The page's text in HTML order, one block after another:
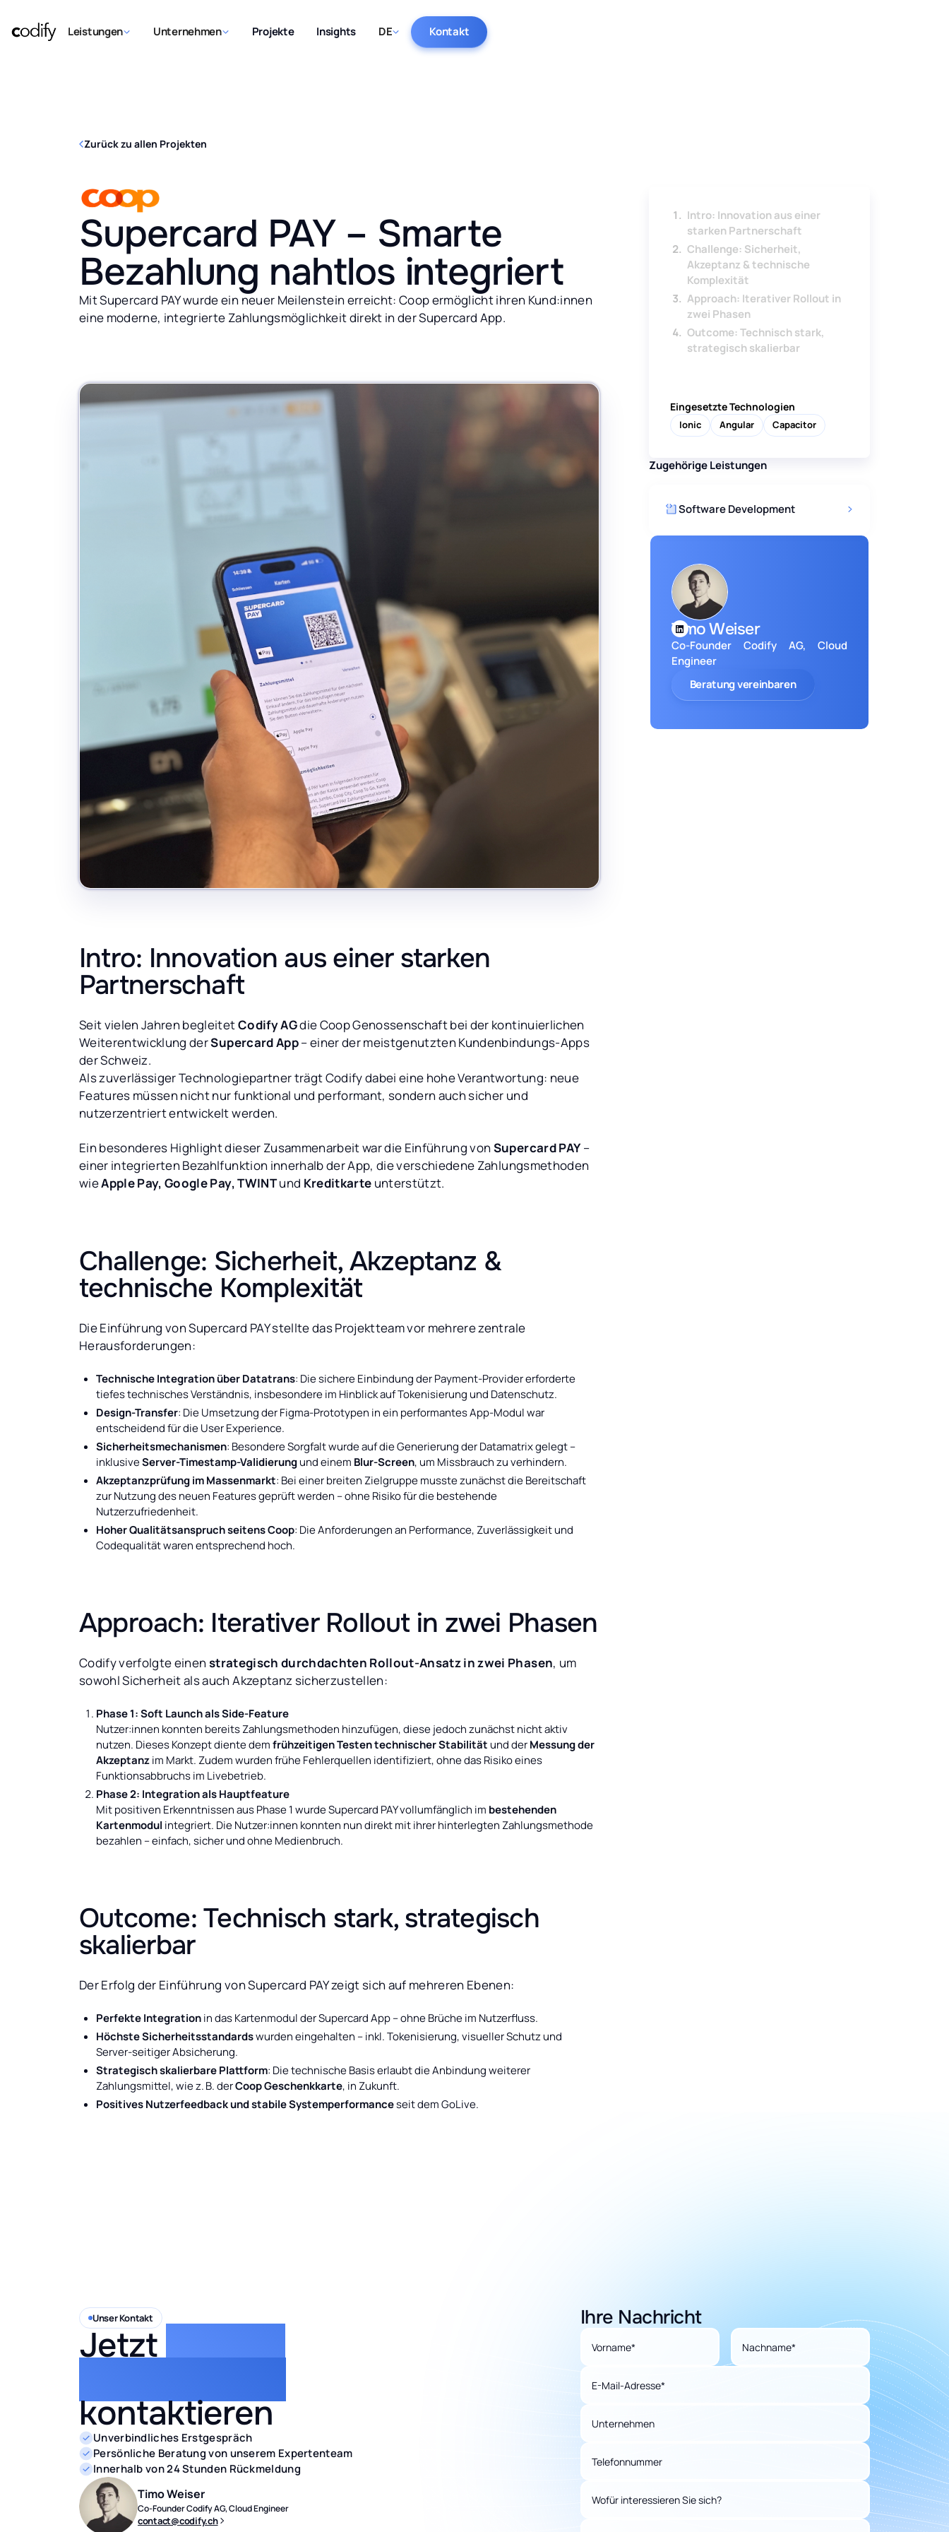
Leistungen Unternehmen Projekte Insights DE Kontakt
Zurück zu allen Projekten
Supercard PAY – Smarte
Bezahlung nahtlos integriert
Mit Supercard PAY wurde ein neuer Meilenstein erreicht: Coop ermöglicht ihren Kund:innen
eine moderne, integrierte Zahlungsmöglichkeit direkt in der Supercard App.
Intro: Innovation aus einer starken
Partnerschaft
Seit vielen Jahren begleitetCodify AGdie Coop Genossenschaft bei der kontinuierlichen
Weiterentwicklung derSupercard App– einer der meistgenutzten Kundenbindungs-Apps
der Schweiz.
Als zuverlässiger Technologiepartner trägt Codify dabei eine hohe Verantwortung: neue
Features müssen nicht nur funktional und performant, sondern auch sicher und
nutzerzentriert entwickelt werden.
Ein besonderes Highlight dieser Zusammenarbeit war die Einführung von Supercard PAY –
einer integrierten Bezahlfunktion innerhalb der App, die verschiedene Zahlungsmethoden
wieApple Pay, Google Pay, TWINTund Kreditkarte unterstützt.
Challenge: Sicherheit, Akzeptanz &
technische Komplexität
Die Einführung von Supercard PAY stellte das Projektteam vor mehrere zentrale
Herausforderungen:
Technische Integration über Datatrans: Die sichere Einbindung der Payment-Provider erforderte
tiefes technisches Verständnis, insbesondere im Hinblick auf Tokenisierung und Datenschutz.
Design-Transfer: Die Umsetzung der Figma-Prototypen in ein performantes App-Modul war
entscheidend für die User Experience.
Sicherheitsmechanismen: Besondere Sorgfalt wurde auf die Generierung der Datamatrix gelegt –
inklusiveServer-Timestamp-Validierungund einem Blur-Screen, um Missbrauch zu verhindern.
Akzeptanzprüfung im Massenmarkt: Bei einer breiten Zielgruppe musste zunächst die Bereitschaft
zur Nutzung des neuen Features geprüft werden – ohne Risiko für die bestehende
Nutzerzufriedenheit.
Hoher Qualitätsanspruch seitens Coop: Die Anforderungen an Performance, Zuverlässigkeit und
Codequalität waren entsprechend hoch.
Approach: Iterativer Rollout in zwei Phasen
Codify verfolgte einen strategisch durchdachten Rollout-Ansatz in zwei Phasen, um
sowohl Sicherheit als auch Akzeptanz sicherzustellen:
Phase 1: Soft Launch als Side-Feature
Nutzer:innen konnten bereits Zahlungsmethoden hinzufügen, diese jedoch zunächst nicht aktiv
nutzen. Dieses Konzept diente demfrühzeitigen Testen technischer Stabilitätund derMessung der
Akzeptanzim Markt. Zudem wurden frühe Fehlerquellen identifiziert, ohne das Risiko eines
Funktionsabbruchs im Livebetrieb.
Phase 2: Integration als Hauptfeature
Mit positiven Erkenntnissen aus Phase 1 wurde Supercard PAY vollumfänglich im bestehenden
Kartenmodul integriert. Die Nutzer:innen konnten nun direkt mit ihrer hinterlegten Zahlungsmethode
bezahlen – einfach, sicher und ohne Medienbruch.
Outcome: Technisch stark, strategisch
skalierbar
Der Erfolg der Einführung von Supercard PAY zeigt sich auf mehreren Ebenen:
Perfekte Integrationin das Kartenmodul der Supercard App – ohne Brüche im Nutzerfluss.
Höchste Sicherheitsstandardswurden eingehalten – inkl. Tokenisierung, visueller Schutz und
Server-seitiger Absicherung.
Strategisch skalierbare Plattform: Die technische Basis erlaubt die Anbindung weiterer
Zahlungsmittel, wie z. B. derCoop Geschenkkarte, in Zukunft.
Positives Nutzerfeedback und stabile Systemperformanceseit dem GoLive.
Intro: Innovation aus einer
starken Partnerschaft
Challenge: Sicherheit,
Akzeptanz & technische
Komplexität
Approach: Iterativer Rollout in
zwei Phasen
Outcome: Technisch stark,
strategisch skalierbar
Eingesetzte Technologien
Ionic Angular Capacitor
Zugehörige Leistungen
Software Development
Timo Weiser
Co-Founder Codify AG, Cloud
Engineer
Beratung vereinbaren
Unser Kontakt
Jetztdirekt &
kontaktieren
Unverbindliches Erstgespräch
Persönliche Beratung von unserem Expertenteam
Innerhalb von 24 Stunden Rückmeldung
Timo Weiser
Co-Founder Codify AG, Cloud Engineer
contact@codify.ch
Ihre Nachricht
Vorname* Nachname*
E-Mail-Adresse*
Unternehmen
Telefonnummer
Wofür interessieren Sie sich?